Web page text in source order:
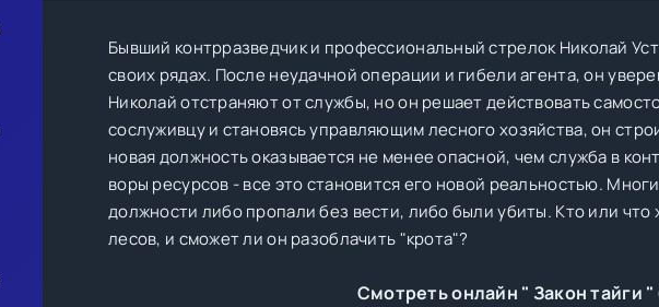
Бывший контрразведчик и профессиональный стрелок Николай
своих рядах. После неудачной операции и гибели агента, он
Николай отстраняют от службы, но он решает действовать
сослуживцу и становясь управляющим лесного хозяйства, он
новая должность оказывается не менее опасной, чем служба в
воры ресурсов - все это становится его новой реальностью.
должности либо пропали без вести, либо были убиты. Кто или
лесов, и сможет ли он разоблачить "крота"?
Смотреть онлайн " Закон тайги